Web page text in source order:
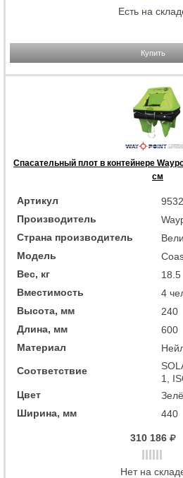
Есть на
Купить
Спасательный плот в контейнере
см
Артикул
Производитель
Страна производитель
Модель
Вес, кг
18.5
Вместимость
4
Высота, мм
240
Длина, мм
600
Материал
Соответствие
1,
Цвет
Ширина, мм
440
310 186
Нет на